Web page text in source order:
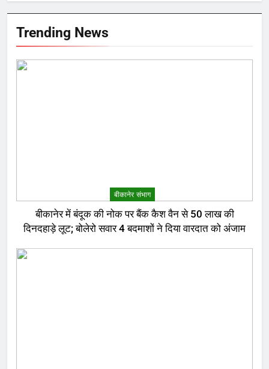
Trending News
बीकानेर संभाग
बीकानेर में बंदूक की नोक पर बैंक कैश वैन से 50 लाख की
दिनदहाड़े लूट; बोलेरो सवार 4 बदमाशों ने दिया वारदात को अंजाम